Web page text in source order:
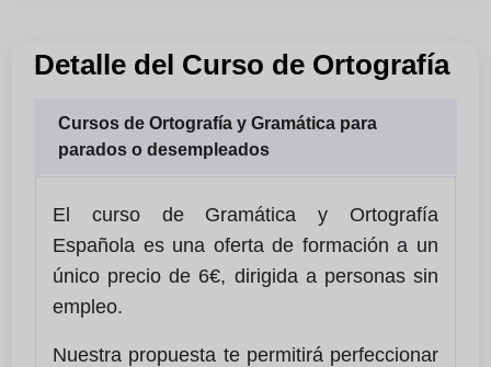
Detalle del Curso de Ortografía
Cursos de Ortografía y Gramática para
parados o desempleados
El curso de Gramática y Ortografía
Española es una oferta de formación a un
único precio de 6€, dirigida a personas sin
empleo.
Nuestra propuesta te permitirá perfeccionar